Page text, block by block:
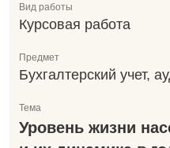
Вид работы
Курсовая работа
Предмет
Бухгалтерский учет,
Тема
Уровень жизни